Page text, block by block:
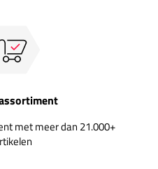
met meer dan 21.000+